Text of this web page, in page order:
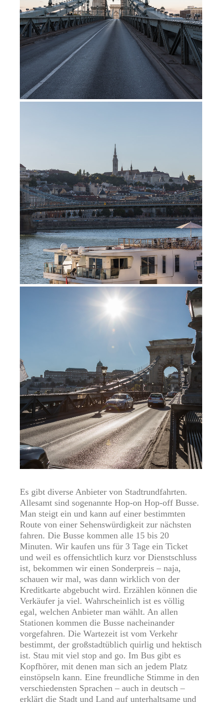
Es gibt diverse Anbieter von Stadtrundfahrten.
Allesamt sind sogenannte Hop-on Hop-off Busse.
Man steigt ein und kann auf einer bestimmten
Route von einer Sehenswürdigkeit zur nächsten
fahren. Die Busse kommen alle 15 bis 20
Minuten. Wir kaufen uns für 3 Tage ein Ticket
und weil es offensichtlich kurz vor Dienstschluss
ist, bekommen wir einen Sonderpreis – naja,
schauen wir mal, was dann wirklich von der
Kreditkarte abgebucht wird. Erzählen können die
Verkäufer ja viel. Wahrscheinlich ist es völlig
egal, welchen Anbieter man wählt. An allen
Stationen kommen die Busse nacheinander
vorgefahren. Die Wartezeit ist vom Verkehr
bestimmt, der großstadtüblich quirlig und hektisch
ist. Stau mit viel stop and go. Im Bus gibt es
Kopfhörer, mit denen man sich an jedem Platz
einstöpseln kann. Eine freundliche Stimme in den
verschiedensten Sprachen – auch in deutsch –
erklärt die Stadt und Land auf unterhaltsame und